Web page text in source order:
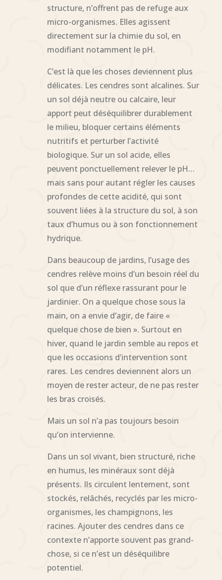
structure, n’offrent pas de refuge aux
micro-organismes. Elles agissent
directement sur la chimie du sol, en
modifiant notamment le pH.
C’est là que les choses deviennent plus
délicates. Les cendres sont alcalines. Sur
un sol déjà neutre ou calcaire, leur
apport peut déséquilibrer durablement
le milieu, bloquer certains éléments
nutritifs et perturber l’activité
biologique. Sur un sol acide, elles
peuvent ponctuellement relever le pH…
mais sans pour autant régler les causes
profondes de cette acidité, qui sont
souvent liées à la structure du sol, à son
taux d’humus ou à son fonctionnement
hydrique.
Dans beaucoup de jardins, l’usage des
cendres relève moins d’un besoin réel du
sol que d’un réflexe rassurant pour le
jardinier. On a quelque chose sous la
main, on a envie d’agir, de faire «
quelque chose de bien ». Surtout en
hiver, quand le jardin semble au repos et
que les occasions d’intervention sont
rares. Les cendres deviennent alors un
moyen de rester acteur, de ne pas rester
les bras croisés.
Mais un sol n’a pas toujours besoin
qu’on intervienne.
Dans un sol vivant, bien structuré, riche
en humus, les minéraux sont déjà
présents. Ils circulent lentement, sont
stockés, relâchés, recyclés par les micro-
organismes, les champignons, les
racines. Ajouter des cendres dans ce
contexte n’apporte souvent pas grand-
chose, si ce n’est un déséquilibre
potentiel.